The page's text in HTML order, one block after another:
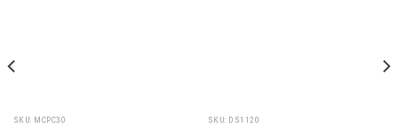
SKU: MCPC30 SKU: DS1120